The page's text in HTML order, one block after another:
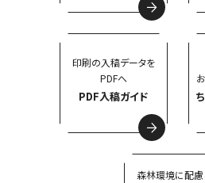
印刷の入稿データを
PDFへ
PDF入稿ガイド
森林環境に配慮